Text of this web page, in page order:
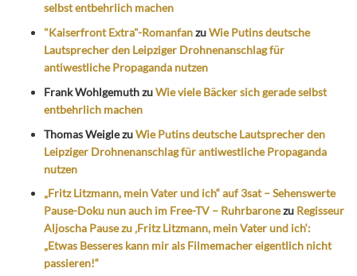
selbst entbehrlich machen
"Kaiserfront Extra"-RomanfanzuWie Putins deutsche
Lautsprecher den Leipziger Drohnenanschlag für
antiwestliche Propaganda nutzen
Frank WohlgemuthzuWie viele Bäcker sich gerade selbst
entbehrlich machen
Thomas WeiglezuWie Putins deutsche Lautsprecher den
Leipziger Drohnenanschlag für antiwestliche Propaganda
nutzen
„Fritz Litzmann, mein Vater und ich“ auf 3sat – Sehenswerte
Pause-Doku nun auch im Free-TV – Ruhrbaronezu Regisseur
Aljoscha Pause zu ‚Fritz Litzmann, mein Vater und ich‘:
„Etwas Besseres kann mir als Filmemacher eigentlich nicht
passieren!“